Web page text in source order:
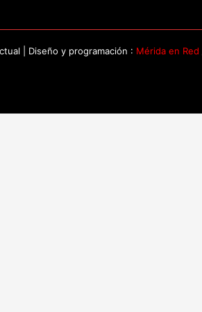
| Diseño y programación : Mérida en Red